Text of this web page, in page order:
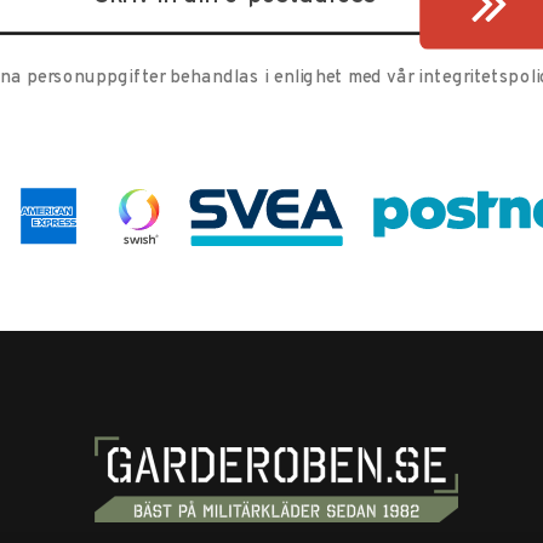
personuppgifter behandlas i enlighet med vår